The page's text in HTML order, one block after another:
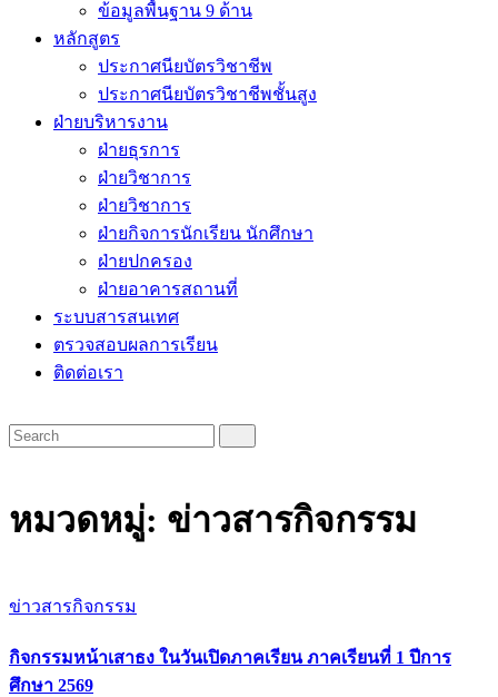
ข้อมูลพื้นฐาน 9 ด้าน
หลักสูตร
ประกาศนียบัตรวิชาชีพ
ประกาศนียบัตรวิชาชีพชั้นสูง
ฝ่ายบริหารงาน
ฝ่ายธุรการ
ฝ่ายวิชาการ
ฝ่ายวิชาการ
ฝ่ายกิจการนักเรียน นักศึกษา
ฝ่ายปกครอง
ฝ่ายอาคารสถานที่
ระบบสารสนเทศ
ตรวจสอบผลการเรียน
ติดต่อเรา
หมวดหมู่: ข่าวสารกิจกรรม
ข่าวสารกิจกรรม
กิจกรรมหน้าเสาธง ในวันเปิดภาคเรียน ภาคเรียนที่ 1 ปีการ
ศึกษา 2569